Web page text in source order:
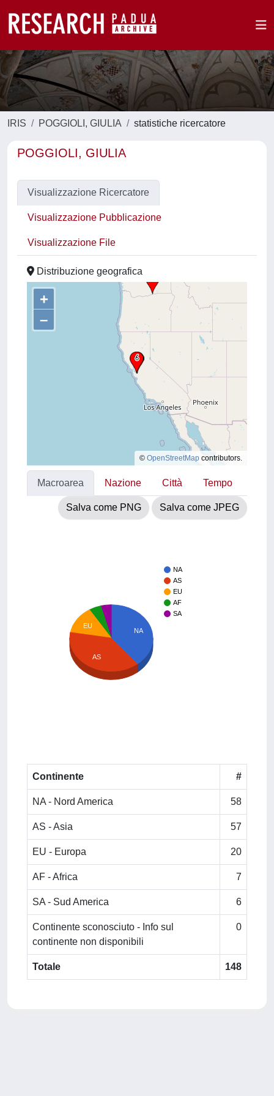
IRIS POGGIOLI, GIULIA statistiche ricercatore
POGGIOLI, GIULIA
Visualizzazione Ricercatore
Visualizzazione Pubblicazione
Visualizzazione File
Distribuzione geografica
+
–
© OpenStreetMap contributors.
Macroarea Nazione Città Tempo
Salva come PNG Salva come JPEG
NA
AS
EU
AF
SA
NA
EU
AS
Continente #
NA - Nord America 58
AS - Asia 57
EU - Europa 20
AF - Africa 7
SA - Sud America 6
Continente sconosciuto - Info sul
continente non disponibili
0
Totale 148